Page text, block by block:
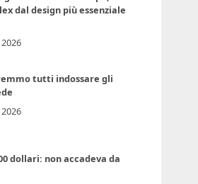
dal design più essenziale
tutti indossare gli
dollari: non accadeva da